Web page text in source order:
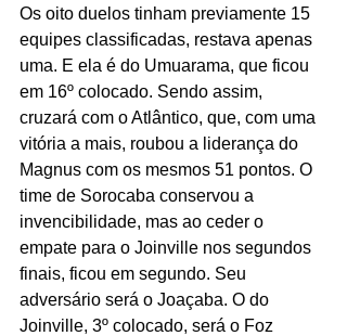
Os oito duelos tinham previamente 15
equipes classificadas, restava apenas
uma. E ela é do Umuarama, que ficou
em 16º colocado. Sendo assim,
cruzará com o Atlântico, que, com uma
vitória a mais, roubou a liderança do
Magnus com os mesmos 51 pontos. O
time de Sorocaba conservou a
invencibilidade, mas ao ceder o
empate para o Joinville nos segundos
finais, ficou em segundo. Seu
adversário será o Joaçaba. O do
Joinville, 3º colocado, será o Foz